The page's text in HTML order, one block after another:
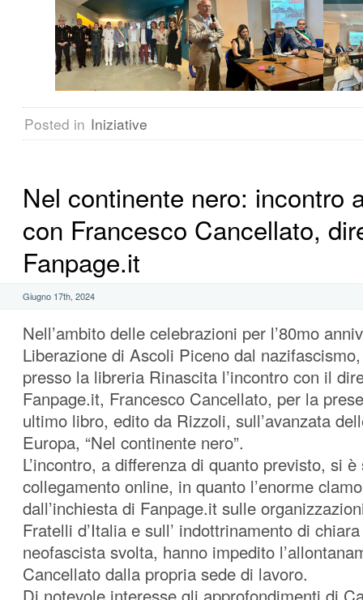
Posted in Iniziative
Nel continente nero: incontro
con Francesco Cancellato,
Fanpage.it
Giugno 17th, 2024
Nell’ambito delle celebrazioni per l’80mo
Liberazione di Ascoli Piceno dal
presso la libreria Rinascita l’incontro con il
Fanpage.it, Francesco Cancellato, per la
ultimo libro, edito da Rizzoli, sull’avanzata
Europa, “Nel continente nero”.
L’incontro, a differenza di quanto previsto, si
collegamento online, in quanto l’enorme
dall’inchiesta di Fanpage.it sulle
Fratelli d’Italia e sull’ indottrinamento di
neofascista svolta, hanno impedito
Cancellato dalla propria sede di lavoro.